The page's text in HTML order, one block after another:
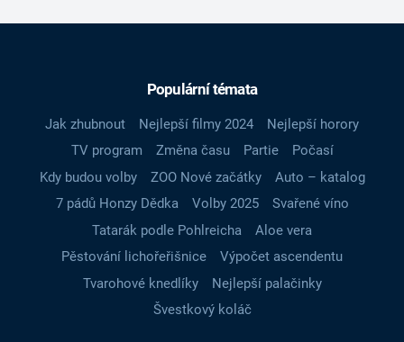
Populární témata
Jak zhubnout Nejlepší filmy 2024
Nejlepší horory
TV program
Změna času Partie
Počasí
Kdy budou volby
ZOO Nové začátky
Auto – katalog
7 pádů Honzy Dědka
Volby 2025
Svařené víno
Tatarák podle Pohlreicha
Aloe vera
Pěstování lichořeřišnice
Výpočet ascendentu
Tvarohové knedlíky
Nejlepší palačinky
Švestkový koláč